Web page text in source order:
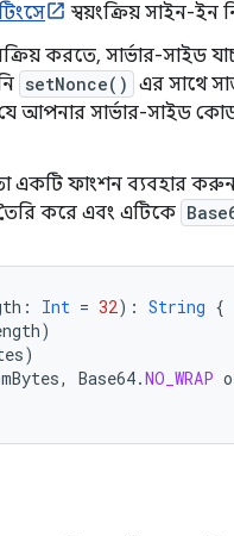
স্বয়ংক্রিয় সাইন-ইন
করতে, সার্ভার-
setNonce() এর সাথে
আপনার সার্ভার-সাইড
ফাংশন ব্যবহার করুন যা
তৈরি করে এবং এটিকে
: Int = 32): String {
)
)
, Base64.NO_WRAP